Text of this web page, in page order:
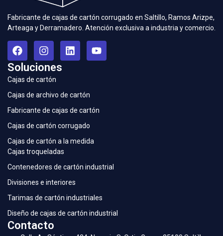
Fabricante de cajas de cartón corrugado en Saltillo, Ramos Arizpe,
Arteaga y Derramadero. Atención exclusiva a industria y comercio.
Soluciones
Cajas de cartón
Cajas de archivo de cartón
Fabricante de cajas de cartón
Cajas de cartón corrugado
Cajas de cartón a la medida
Cajas troqueladas
Contenedores de cartón industrial
Divisiones e interiores
Tarimas de cartón industriales
Diseño de cajas de cartón industrial
Contacto